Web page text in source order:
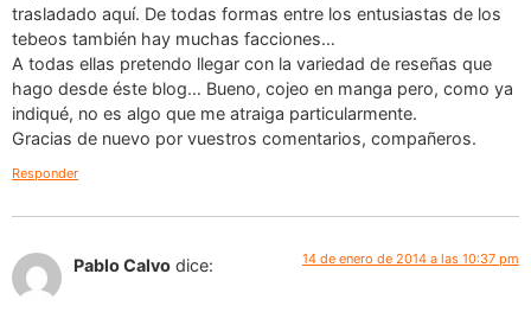
trasladado aquí. De todas formas entre los entusiastas de los
tebeos también hay muchas facciones…
A todas ellas pretendo llegar con la variedad de reseñas que
hago desde éste blog… Bueno, cojeo en manga pero, como ya
indiqué, no es algo que me atraiga particularmente.
Gracias de nuevo por vuestros comentarios, compañeros.
Responder
Pablo Calvo dice: 14 de enero de 2014 a las 10:37 pm